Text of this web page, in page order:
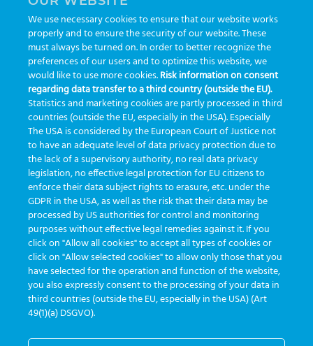
congresso customização dashboard DICQ eficiência
enterprise etrack flebotomista governança clínica
GreinerBioOne greinerbioonebr HL7 IA informação
inovação ISO15189 laboratório novas tecnologias PALC
preanalitica processo de coleta produtividade
Pré-analítica qualidade rastreabilidade RDC
rotina laboratorial saúde tecnologia tomada de decisão
Transformação Transformação Digital tubos usabilidade
VACUETTE®
entwickelt vonGreiner Service Tech
We use necessary cookies to ensure that our website works
properly and to ensure the security of our website. These
must always be turned on. In order to better recognize the
preferences of our users and to optimize this website, we
would like to use more cookies.Risk information on consent
regarding data transfer to a third country (outside the EU).
Statistics and marketing cookies are partly processed in third
countries (outside the EU, especially in the USA). Especially
The USA is considered by the European Court of Justice not
to have an adequate level of data privacy protection due to
the lack of a supervisory authority, no real data privacy
legislation, no effective legal protection for EU citizens to
enforce their data subject rights to erasure, etc. under the
GDPR in the USA, as well as the risk that their data may be
processed by US authorities for control and monitoring
purposes without effective legal remedies against it. If you
click on "Allow all cookies" to accept all types of cookies or
click on "Allow selected cookies" to allow only those that you
have selected for the operation and function of the website,
you also expressly consent to the processing of your data in
third countries (outside the EU, especially in the USA) (Art
49(1)(a) DSGVO).